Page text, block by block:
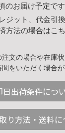
のお届け予定です
ジット、代金引
方法の場合はこ
文の場合や在庫
をいただく場合が
日出荷条件につ
り方法・送料に